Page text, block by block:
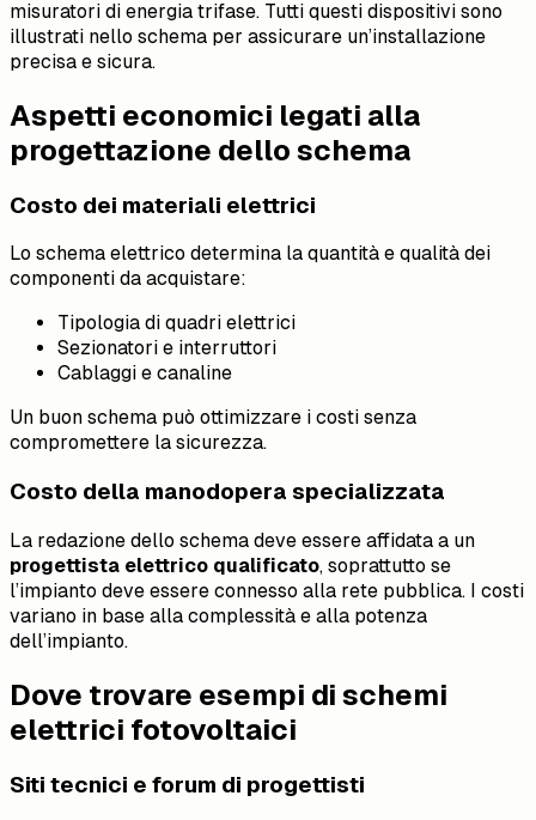
misuratori di energia trifase. Tutti questi dispositivi sono
illustrati nello schema per assicurare un’installazione
precisa e sicura.
Aspetti economici legati alla
progettazione dello schema
Costo dei materiali elettrici
Lo schema elettrico determina la quantità e qualità dei
componenti da acquistare:
Tipologia di quadri elettrici
Sezionatori e interruttori
Cablaggi e canaline
Un buon schema può ottimizzare i costi senza
compromettere la sicurezza.
Costo della manodopera specializzata
La redazione dello schema deve essere affidata a un
progettista elettrico qualificato, soprattutto se
l’impianto deve essere connesso alla rete pubblica. I costi
variano in base alla complessità e alla potenza
dell’impianto.
Dove trovare esempi di schemi
elettrici fotovoltaici
Siti tecnici e forum di progettisti